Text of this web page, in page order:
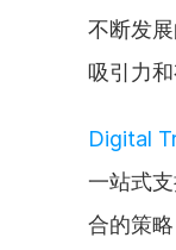
不断发
吸引力和
Digital
一站式
合的策